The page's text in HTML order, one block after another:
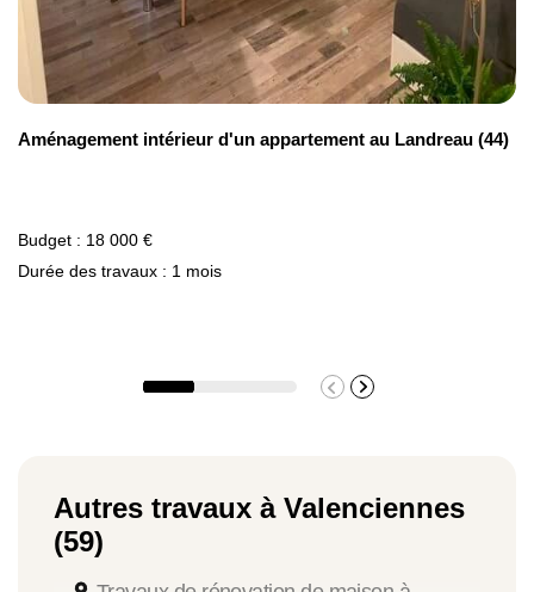
Aménagement intérieur d'un appartement au Landreau (44)
Budget : 18 000 €
Durée des travaux : 1 mois
Autres travaux à Valenciennes
(59)